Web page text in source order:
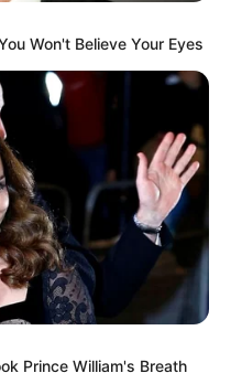
müdafiəsini
verməlidirmi?
0
Won't Believe Your Eyes
Prince William's Breath